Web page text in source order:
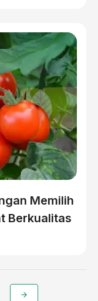
Memilih
Berkualitas